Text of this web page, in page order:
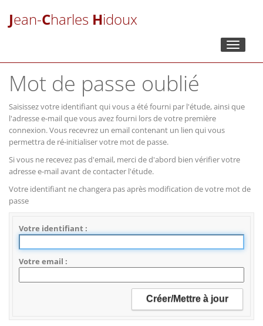
Jean-Charles Hidoux
Toggle
Mot de passe oublié
Saisissez votre identifiant qui vous a été fourni par l'étude, ainsi que
l'adresse e-mail que vous avez fourni lors de votre première
connexion. Vous recevrez un email contenant un lien qui vous
permettra de ré-initialiser votre mot de passe.
Si vous ne recevez pas d'email, merci de d'abord bien vérifier votre
adresse e-mail avant de contacter l'étude.
Votre identifiant ne changera pas après modification de votre mot de
passe
Votre identifiant
Votre email